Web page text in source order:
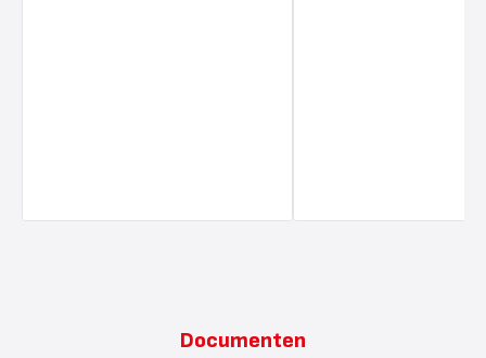
Documenten